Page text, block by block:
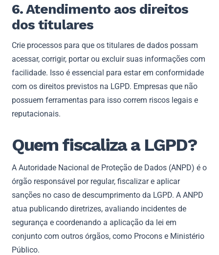
6. Atendimento aos direitos
dos titulares
Crie processos para que os titulares de dados possam
acessar, corrigir, portar ou excluir suas informações com
facilidade. Isso é essencial para estar em conformidade
com os direitos previstos na LGPD. Empresas que não
possuem ferramentas para isso correm riscos legais e
reputacionais.
Quem fiscaliza a LGPD?
A Autoridade Nacional de Proteção de Dados (ANPD) é o
órgão responsável por regular, fiscalizar e aplicar
sanções no caso de descumprimento da LGPD. A ANPD
atua publicando diretrizes, avaliando incidentes de
segurança e coordenando a aplicação da lei em
conjunto com outros órgãos, como Procons e Ministério
Público.